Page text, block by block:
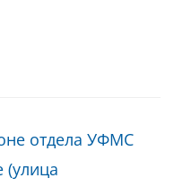
отдела УФМС
(улица